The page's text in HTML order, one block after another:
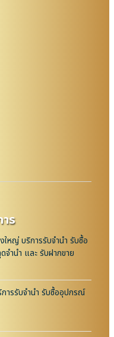
ร
ใหญ่ บริการรับจำนำ รับซื้อ
ำนำ และ รับฝากขาย
ารรับจำนำ รับซื้ออุปกรณ์